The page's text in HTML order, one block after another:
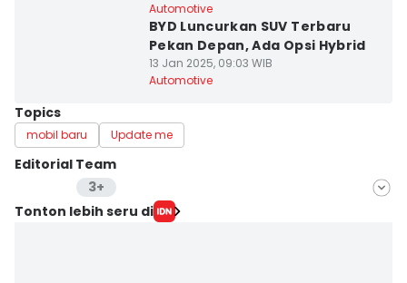
Automotive
BYD Luncurkan SUV Terbaru
Pekan Depan, Ada Opsi Hybrid
13 Jan 2025, 09:03 WIB
Automotive
Topics
mobil baru Update me
Editorial Team
3+
Editor
Tonton lebih seru di